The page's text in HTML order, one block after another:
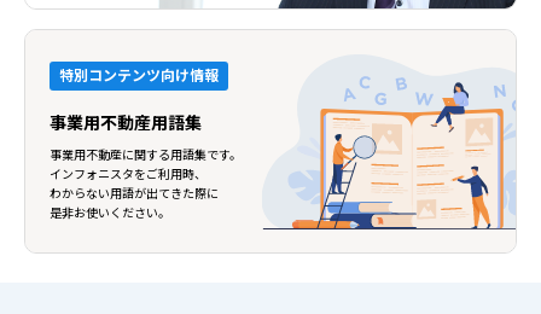
特別コンテンツ向け情報
事業用不動産用語集
事業用不動産に関する用語集です。
インフォニスタをご利用時、
わからない用語が出てきた際に
是非お使いください。